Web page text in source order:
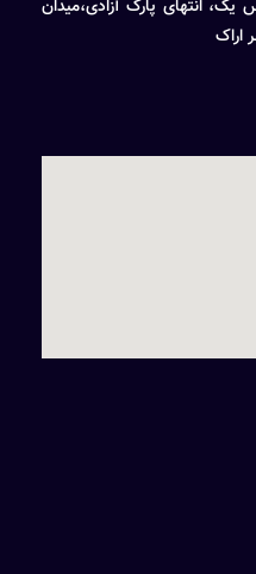
انتهای پارک آزادی،میدان
اراک